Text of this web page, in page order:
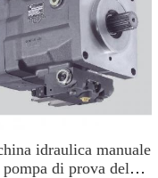
idraulica manuale
di prova del